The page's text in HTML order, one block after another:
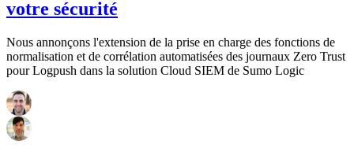
votre sécurité
Nous annonçons l'extension de la prise en charge des fonctions de
normalisation et de corrélation automatisées des journaux Zero Trust
pour Logpush dans la solution Cloud SIEM de Sumo Logic